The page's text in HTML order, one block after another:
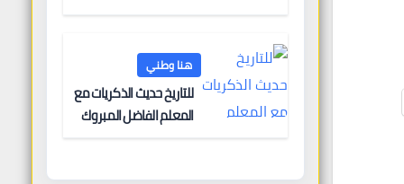
هنا وطني
للتاريخ حديث الذكريات مع
المعلم الفاضل المبروك